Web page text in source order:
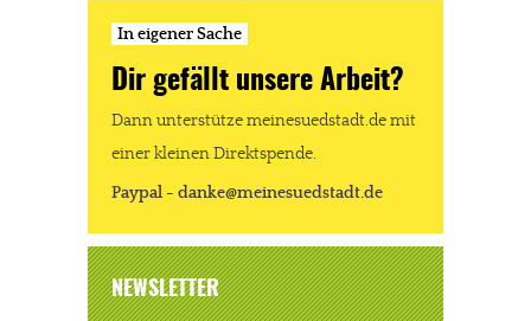
In eigener Sache
Dir gefällt unsere Arbeit?
Dann unterstütze meinesuedstadt.de mit
einer kleinen Direktspende.
Paypal - danke@meinesuedstadt.de
NEWSLETTER